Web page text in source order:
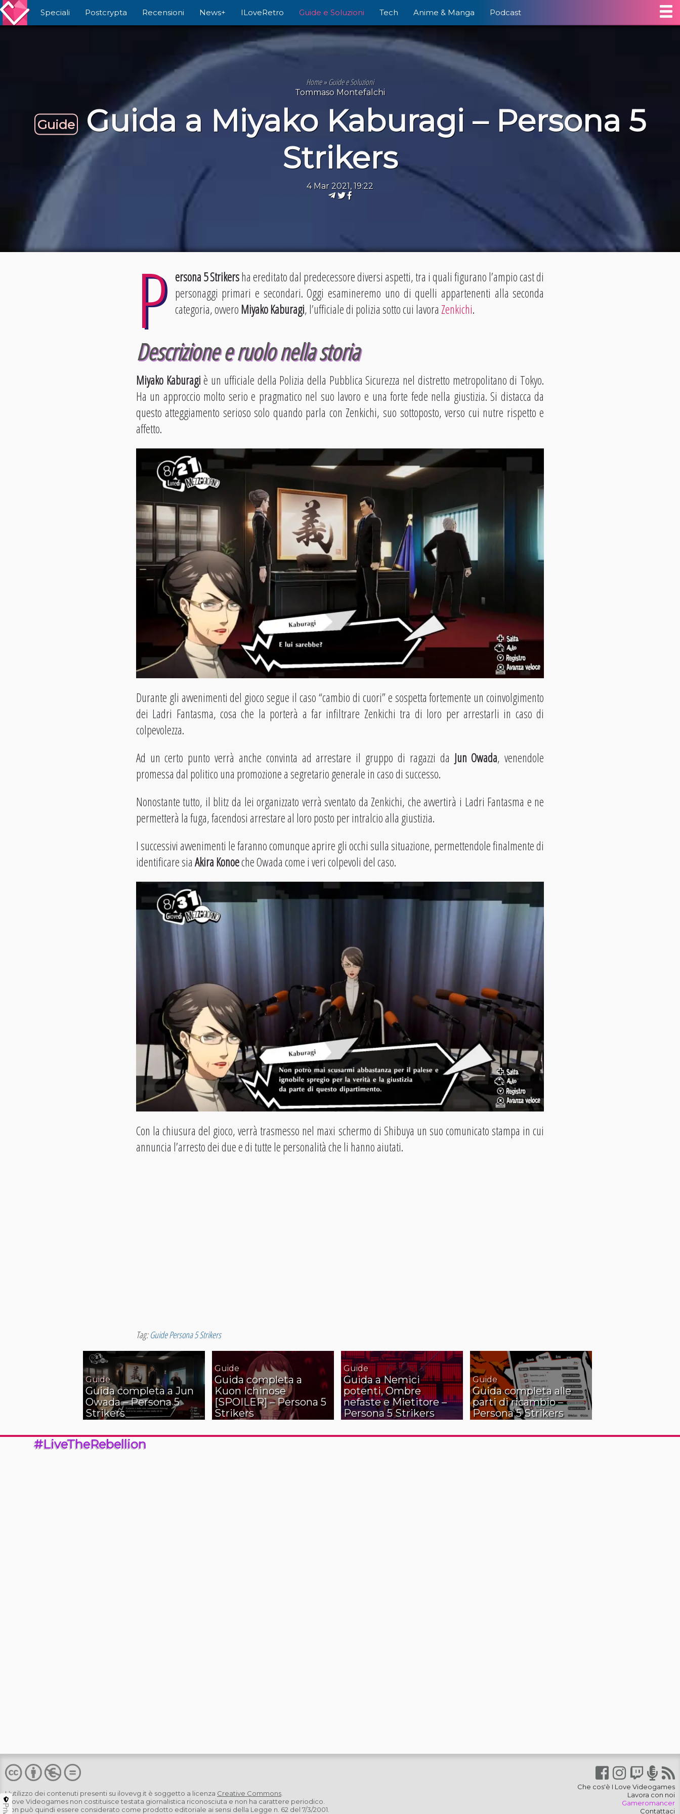
Speciali Postcrypta Recensioni News+ ILoveRetro Guide e Soluzioni Tech Anime & Manga Podcast
Home»Guide e Soluzioni
Tommaso Montefalchi
Guide
Guida a Miyako Kaburagi – Persona 5
Strikers
4 Mar 2021, 19:22
P ersona 5 Strikersha ereditato dal predecessore diversi aspetti, tra i quali figurano l’ampio cast di
personaggi primari e secondari. Oggi esamineremo uno di quelli appartenenti alla seconda
categoria, ovveroMiyako Kaburagi, l’ufficiale di polizia sotto cui lavora Zenkichi.
Descrizione e ruolo nella storia
Miyako Kaburagiè un ufficiale della Polizia della Pubblica Sicurezza nel distretto metropolitano di Tokyo.
Ha un approccio molto serio e pragmatico nel suo lavoro e una forte fede nella giustizia. Si distacca da
questo atteggiamento serioso solo quando parla con Zenkichi, suo sottoposto, verso cui nutre rispetto e
affetto.
Durante gli avvenimenti del gioco segue il caso “cambio di cuori” e sospetta fortemente un coinvolgimento
dei Ladri Fantasma, cosa che la porterà a far infiltrare Zenkichi tra di loro per arrestarli in caso di
colpevolezza.
Ad un certo punto verrà anche convinta ad arrestare il gruppo di ragazzi da Jun Owada, venendole
promessa dal politico una promozione a segretario generale in caso di successo.
Nonostante tutto, il blitz da lei organizzato verrà sventato da Zenkichi, che avvertirà i Ladri Fantasma e ne
permetterà la fuga, facendosi arrestare al loro posto per intralcio alla giustizia.
I successivi avvenimenti le faranno comunque aprire gli occhi sulla situazione, permettendole finalmente di
identificare siaAkira Konoeche Owada come i veri colpevoli del caso.
Con la chiusura del gioco, verrà trasmesso nel maxi schermo di Shibuya un suo comunicato stampa in cui
annuncia l’arresto dei due e di tutte le personalità che li hanno aiutati.
Tag:Guide Persona 5 Strikers
Guide
Guida completa a Jun
Owada – Persona 5
Strikers
Guide
Guida completa a
Kuon Ichinose
[SPOILER] – Persona 5
Strikers
Guide
Guida a Nemici
potenti, Ombre
nefaste e Mietitore –
Persona 5 Strikers
Guide
Guida completa alle
parti di ricambio –
Persona 5 Strikers
#LiveTheRebellion
L'utilizzo dei contenuti presenti su ilovevg.it è soggetto a licenza Creative Commons
I Love Videogames non costituisce testata giornalistica riconosciuta e non ha carattere periodico.
Non può quindi essere considerato come prodotto editoriale ai sensi della Legge n. 62 del 7/3/2001.
Che cos'è I Love Videogames
Lavora con noi
Gameromancer
Contattaci